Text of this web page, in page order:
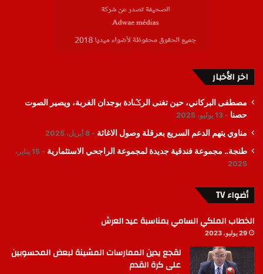
اخر الأخبار
مصطفى البركاني، حين تغنى الرݣادة بوجدان الغربة، ويصير الصوت
حصنا
13 يوليو، 2025
مناوي يتهم الدعم السريع بعرقلة وصول الاغاثة 8 أبريل، 2025
طنجة.. مجموعة فندقية جديدة لمجموعة الراجحي الاستثمارية
15 يناير،
2025
أضواء TV
الخطاب الملكي السامي بمناسبة عيد العرش
29 يوليو، 2023
لقجع يدين الممارسات المشينة لبعض المحسوبين
على كرة القدم